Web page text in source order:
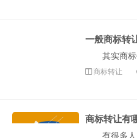
一般商标转
商标转让
商标转让有